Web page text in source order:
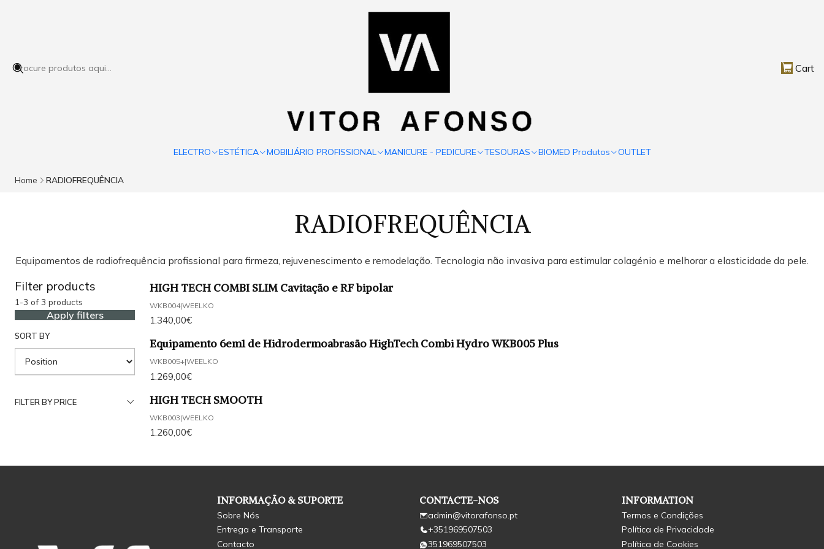
Cart
ELECTRO ESTÉTICA MOBILIÁRIO PROFISSIONAL MANICURE - PEDICURE TESOURAS BIOMED Produtos OUTLET
Home RADIOFREQUÊNCIA
RADIOFREQUÊNCIA
Equipamentos de radiofrequência profissional para firmeza, rejuvenescimento e remodelação. Tecnologia não invasiva para estimular colagénio e melhorar a elasticidade da pele.
Filter products
1-3 of 3 products
Apply filters
SORT BY
FILTER BY PRICE
HIGH TECH COMBI SLIM Cavitação e RF bipolar
WKB004|WEELKO
1.340,00€
Equipamento 6em1 de Hidrodermoabrasão HighTech Combi Hydro WKB005 Plus
WKB005+|WEELKO
1.269,00€
HIGH TECH SMOOTH
WKB003|WEELKO
1.260,00€
INFORMAÇÃO & SUPORTE
Sobre Nós
Entrega e Transporte
Contacto
CONTACTE-NOS
admin@vitorafonso.pt
+351969507503
351969507503
INFORMATION
Termos e Condições
Política de Privacidade
Política de Cookies